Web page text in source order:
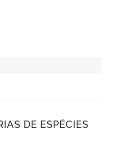
DE ESPÉCIES